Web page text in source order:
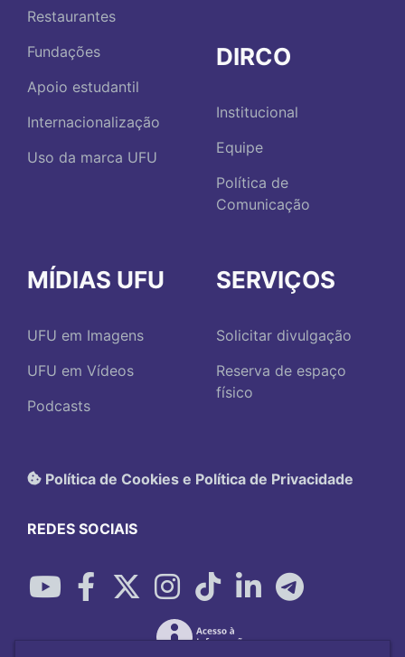
Restaurantes
Fundações
Apoio estudantil
Internacionalização
Uso da marca UFU
DIRCO
Institucional
Equipe
Política de
Comunicação
MÍDIAS UFU
UFU em Imagens
UFU em Vídeos
Podcasts
SERVIÇOS
Solicitar divulgação
Reserva de espaço
físico
Política de Cookies e Política de Privacidade
REDES SOCIAIS